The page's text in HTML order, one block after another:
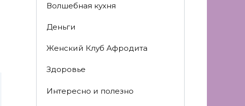
Волшебная кухня
Деньги
Женский Клуб Афродита
Здоровье
Интересно и полезно